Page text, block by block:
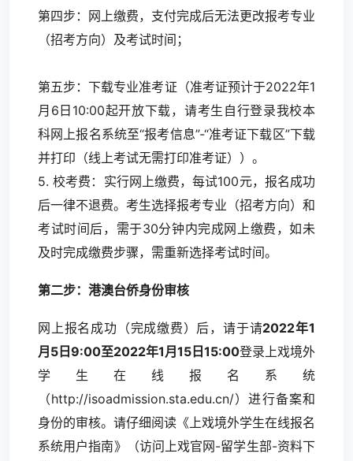
第四步：网上缴费，支付完成后无法更改报考专业
（招考方向）及考试时间；
第五步：下载专业准考证（准考证预计于2022年1
月6日10:00起开放下载，请考生自行登录我校本
科网上报名系统至“报考信息”-“准考证下载区”下载
并打印（线上考试无需打印准考证））。
5. 校考费：实行网上缴费，每试100元，报名成功
后一律不退费。考生选择报考专业（招考方向）和
考试时间后，需于30分钟内完成网上缴费，如未
及时完成缴费步骤，需重新选择考试时间。
第二步：港澳台侨身份审核
网上报名成功（完成缴费）后，请于请2022年1
月5日9:00至2022年1月15日15:00登录上戏境外
学生在线报名系统
（http://isoadmission.sta.edu.cn/）进行备案和
身份的审核。请仔细阅读《上戏境外学生在线报名
系统用户指南》（访问上戏官网-留学生部-资料下